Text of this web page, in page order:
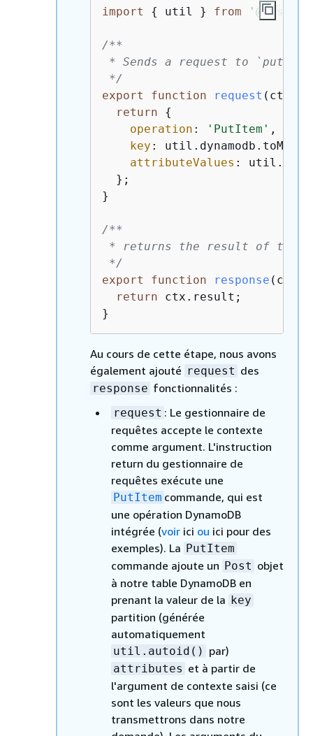
import { util } from '@aws-
/**
* Sends a request to `put` an
*/
export
function request ( ctx
return
{
operation : 'PutItem' ,
key :
attributeValues :
  };
}
/**
* returns the result of the
*/
export
function response ( ctx
return ctx.result;
}
Au cours de cette étape, nous avons
également ajouté request des
response fonctionnalités :
request : Le gestionnaire de
requêtes accepte le contexte
comme argument. L'instruction
return du gestionnaire de
requêtes exécute une
PutItem commande, qui est
une opération DynamoDB
intégrée (voir ici ou ici pour des
exemples). La PutItem
commande ajoute un Post objet
à notre table DynamoDB en
prenant la valeur de la key
partition (générée
automatiquement
util.autoid() par)
attributes et à partir de
l'argument de contexte saisi (ce
sont les valeurs que nous
transmettrons dans notre